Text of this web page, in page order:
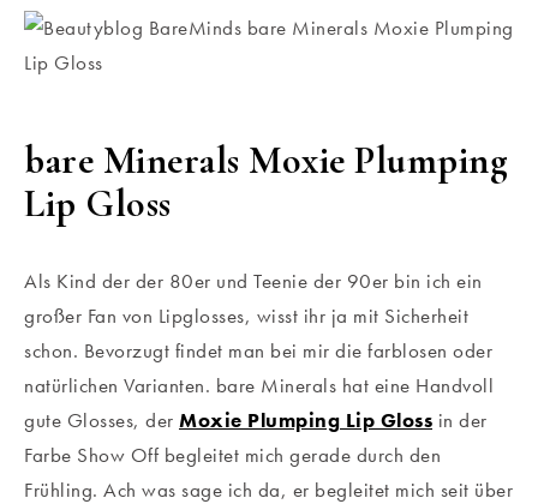
bare Minerals Moxie Plumping
Lip Gloss
Als Kind der der 80er und Teenie der 90er bin ich ein
großer Fan von Lipglosses, wisst ihr ja mit Sicherheit
schon. Bevorzugt findet man bei mir die farblosen oder
natürlichen Varianten. bare Minerals hat eine Handvoll
gute Glosses, der Moxie Plumping Lip Gloss in der
Farbe Show Off begleitet mich gerade durch den
Frühling. Ach was sage ich da, er begleitet mich seit über